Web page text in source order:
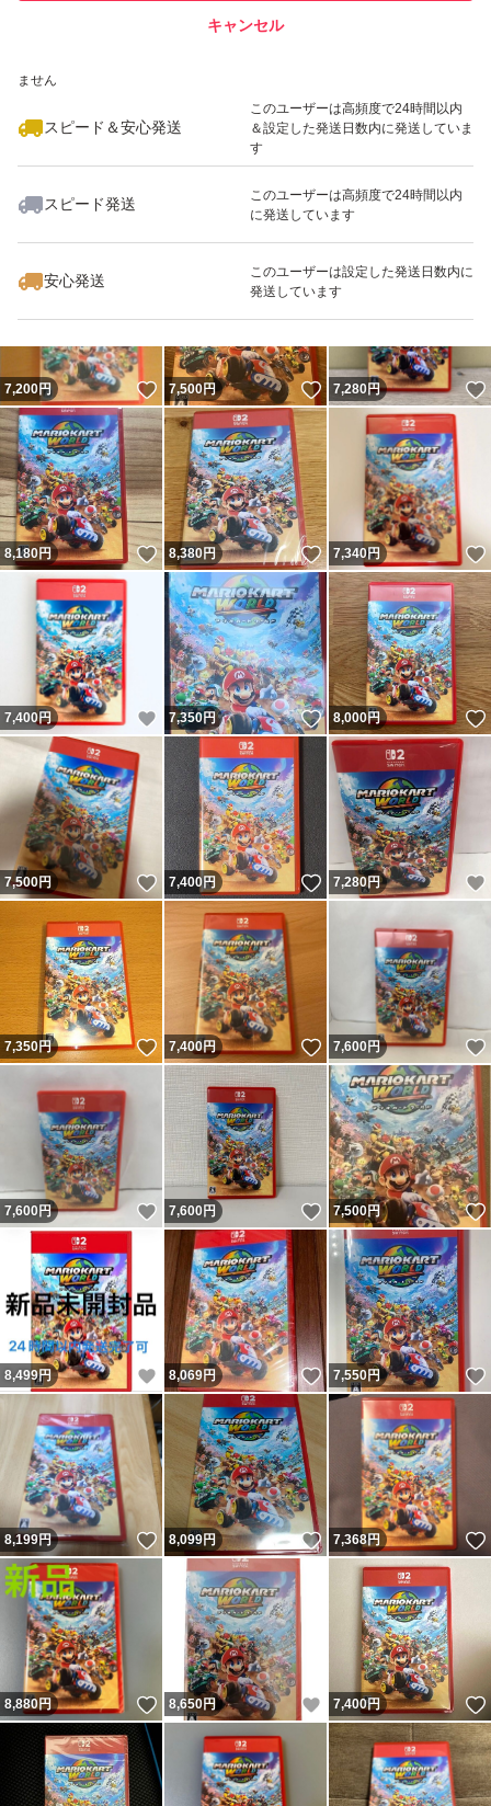
ません
スピード＆安心発送
このユーザーは高頻度で24時間以内
＆設定した発送日数内に発送していま
す
スピード発送
このユーザーは高頻度で24時間以内
に発送しています
安心発送
このユーザーは設定した発送日数内に
発送しています
キャンセル
いいね！
7,250
7,200円 いいね！
7,500円 いいね！
7,280円
8,180円 いいね！
8,380円 いいね！
7,340円
7,400円 いいね！
7,350円 いいね！
8,000円
7,500円 いいね！
7,400円 いいね！
7,280円
7,350円 いいね！
7,400円 いいね！
7,600円
7,600円 いいね！
7,600円 いいね！
7,500円
8,499円 いいね！
8,069円 いいね！
7,550円
8,199円 いいね！
8,099円 いいね！
7,368円
8,880円 いいね！
8,650円 いいね！
7,400円